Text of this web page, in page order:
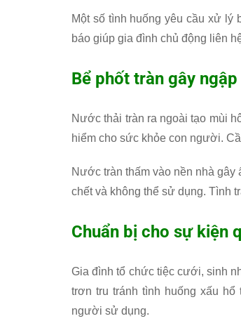
Một số tình huống yêu cầu xử lý
báo giúp gia đình chủ động liên
Bể phốt tràn gây
Nước thải tràn ra ngoài tạo mùi
hiểm cho sức khỏe con người.
Nước tràn thấm vào nền nhà
chết và không thể sử dụng. Tình
Chuẩn bị cho sự kiện
Gia đình tổ chức tiệc cưới, sinh
trơn tru tránh tình huống xấu
người sử dụng.